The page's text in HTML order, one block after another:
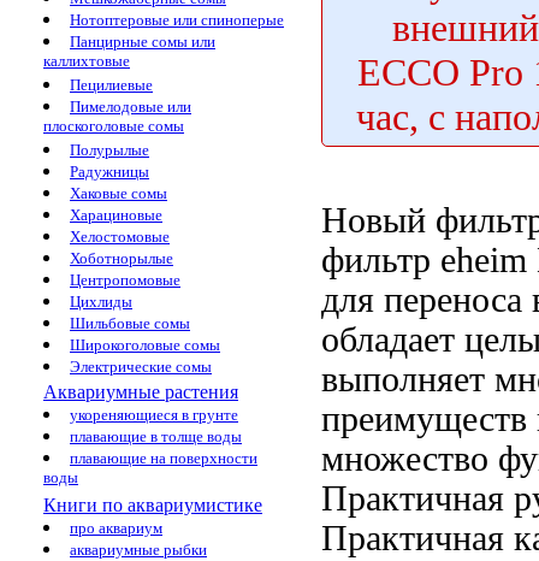
Нотоптеровые или спиноперые
Панцирные сомы или
каллихтовые
Пецилиевые
Пимелодовые или
плоскоголовые сомы
Полурылые
Радужницы
Хаковые сомы
Харациновые
Хелостомовые
Хоботнорылые
Центропомовые
Цихлиды
Шильбовые сомы
Широкоголовые сомы
Электрические сомы
Аквариумные растения
укореняющиеся в грунте
плавающие в толще воды
плавающие на поверхности
воды
Книги по аквариумистике
про аквариум
аквариумные рыбки
ECCO Pro
час, с
Новый
фильтр eheim
для переноса
обладает
выполняет
преимуществ
множество
Практичная
Практичная